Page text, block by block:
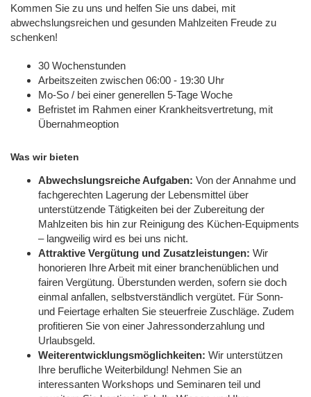
Kommen Sie zu uns und helfen Sie uns dabei, mit
abwechslungsreichen und gesunden Mahlzeiten Freude zu
schenken!
30 Wochenstunden
Arbeitszeiten zwischen 06:00 - 19:30 Uhr
Mo-So / bei einer generellen 5-Tage Woche
Befristet im Rahmen einer Krankheitsvertretung, mit
Übernahmeoption
Was wir bieten
Abwechslungsreiche Aufgaben: Von der Annahme und
fachgerechten Lagerung der Lebensmittel über
unterstützende Tätigkeiten bei der Zubereitung der
Mahlzeiten bis hin zur Reinigung des Küchen-Equipments
– langweilig wird es bei uns nicht.
Attraktive Vergütung und Zusatzleistungen: Wir
honorieren Ihre Arbeit mit einer branchenüblichen und
fairen Vergütung. Überstunden werden, sofern sie doch
einmal anfallen, selbstverständlich vergütet. Für Sonn-
und Feiertage erhalten Sie steuerfreie Zuschläge. Zudem
profitieren Sie von einer Jahressonderzahlung und
Urlaubsgeld.
Weiterentwicklungsmöglichkeiten: Wir unterstützen
Ihre berufliche Weiterbildung! Nehmen Sie an
interessanten Workshops und Seminaren teil und